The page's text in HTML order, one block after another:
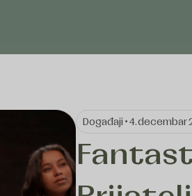
Događaji • 4. decembar